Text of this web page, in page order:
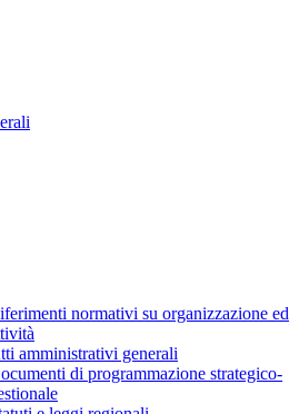
normativi su organizzazione ed
amministrativi generali
di programmazione strategico-